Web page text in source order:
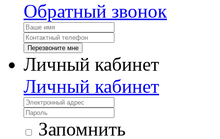
Обратный звонок
Перезвоните мне
Личный кабинет
Личный кабинет
Запомнить